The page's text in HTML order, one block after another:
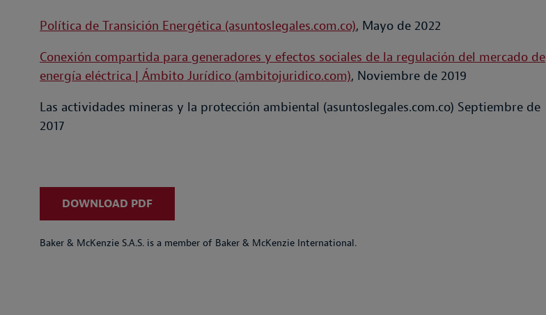
Política de Transición Energética (asuntoslegales.com.co), Mayo de 2022
Conexión compartida para generadores y efectos sociales de la regulación del mercado de
energía eléctrica | Ámbito Jurídico (ambitojuridico.com), Noviembre de 2019
Las actividades mineras y la protección ambiental (asuntoslegales.com.co) Septiembre de
2017
DOWNLOAD PDF
Baker & McKenzie S.A.S. is a member of Baker & McKenzie International.